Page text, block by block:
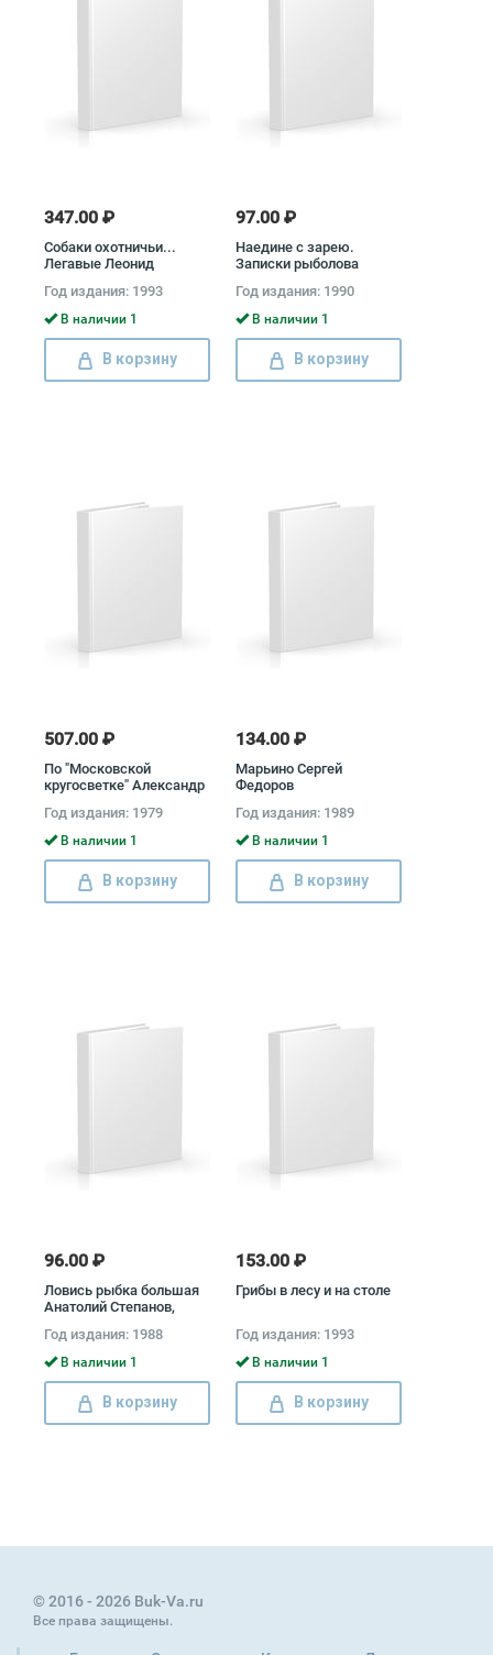
347.00 ₽
Собаки охотничьи...
Легавые Леонид
Год издания: 1993
В наличии 1
В корзину
97.00 ₽
Наедине с зарею.
Записки рыболова
Год издания: 1990
В наличии 1
В корзину
507.00 ₽
По "Московской
кругосветке" Александр
Юрий Шабуров
Год издания: 1979
В наличии 1
В корзину
134.00 ₽
Марьино Сергей
Федоров
Год издания: 1989
В наличии 1
В корзину
96.00 ₽
Ловись рыбка большая
Анатолий Степанов,
Год издания: 1988
В наличии 1
В корзину
153.00 ₽
Грибы в лесу и на столе
Год издания: 1993
В наличии 1
В корзину
© 2016 - 2026 Buk-Va.ru
Все права защищены.